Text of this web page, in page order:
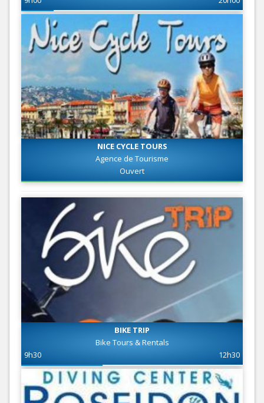
NICE CYCLE TOURS
Agence de Tourisme
Ouvert
BIKE TRIP
Bike Tours & Rentals
9h30
12h30